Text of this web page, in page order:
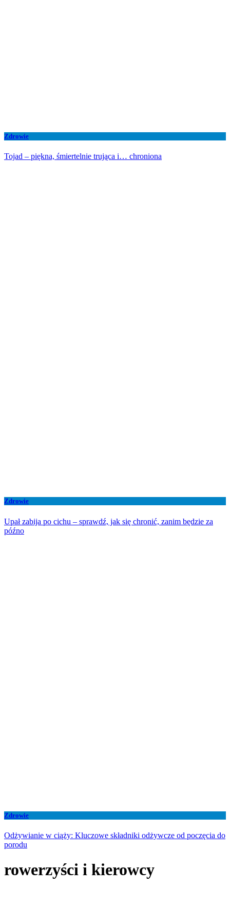
Zdrowie
Tojad – piękna, śmiertelnie trująca i… chroniona
Zdrowie
Upał zabija po cichu – sprawdź, jak się chronić, zanim będzie za
późno
Zdrowie
Odżywianie w ciąży: Kluczowe składniki odżywcze od poczęcia do
porodu
rowerzyści i kierowcy